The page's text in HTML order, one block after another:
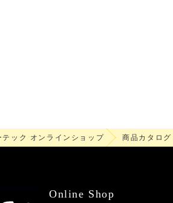
ック オンラインショップ 商品カタログ
Online Shop